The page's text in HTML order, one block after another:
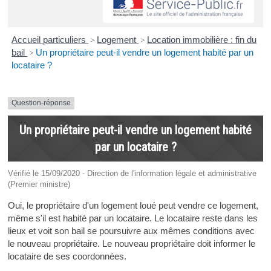
Accueil particuliers > Logement > Location immobilière : fin du
bail > Un propriétaire peut-il vendre un logement habité par un
locataire ?
Question-réponse
Un propriétaire peut-il vendre un logement habité
par un locataire ?
Vérifié le 15/09/2020 - Direction de l'information légale et administrative
(Premier ministre)
Oui, le propriétaire d'un logement loué peut vendre ce logement,
même s'il est habité par un locataire. Le locataire reste dans les
lieux et voit son bail se poursuivre aux mêmes conditions avec
le nouveau propriétaire. Le nouveau propriétaire doit informer le
locataire de ses coordonnées.